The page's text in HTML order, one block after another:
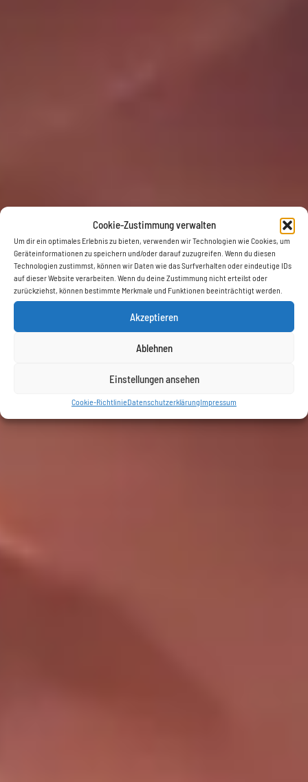
Cookie-Zustimmung verwalten
Um dir ein optimales Erlebnis zu bieten, verwenden wir Technologien wie Cookies, um
Geräteinformationen zu speichern und/oder darauf zuzugreifen. Wenn du diesen
Technologien zustimmst, können wir Daten wie das Surfverhalten oder eindeutige IDs
auf dieser Website verarbeiten. Wenn du deine Zustimmung nicht erteilst oder
zurückziehst, können bestimmte Merkmale und Funktionen beeinträchtigt werden.
Akzeptieren
Ablehnen
Einstellungen ansehen
Cookie-RichtlinieDatenschutzerklärungImpressum